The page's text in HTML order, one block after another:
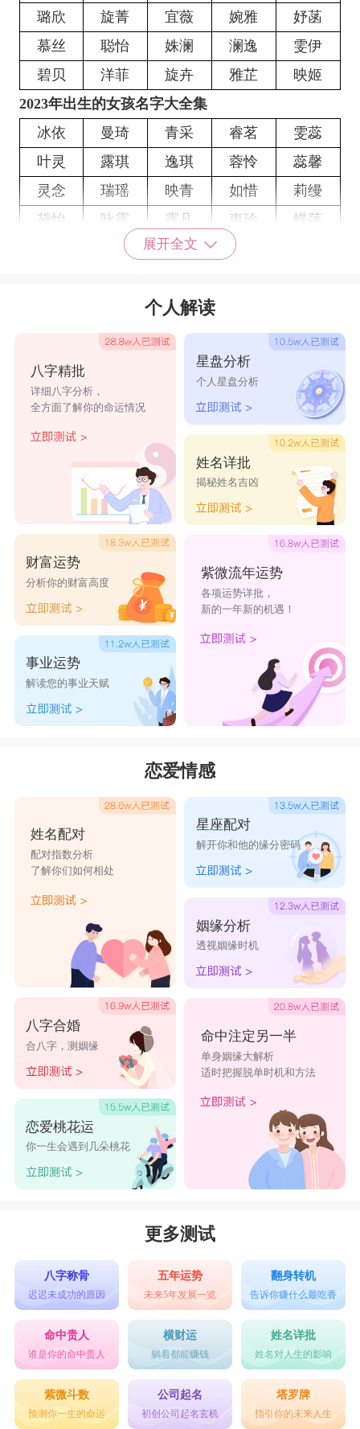
璐欣
旋菁 宜薇 婉雅
妤菡
慕丝
聪怡 姝澜 澜逸
雯伊
碧贝
洋菲 旋卉 雅芷
映姬
2023年出生的女孩名字大全集
冰依
曼琦 青采 睿茗
雯蕊
叶灵
露琪 逸琪 蓉怜
蕊馨
灵念
瑞瑶 映青 如惜
莉缦
黛怡
咏露 露凡 惠玲
蝶萍
夏逸 彤彩 蓓娇
雯翠
琪娜 秀瑗 圭瑶
亚墨
沛坩
恬均
佳伊
妙佳
冉丹 绵焉 霄慧
展开全文
个人解读
八字精批
详细八字分析，
全方面了解你的命运情况
财富运势
分析你的财富高度
事业运势
解读您的事业天赋
星盘分析
个人星盘分析
姓名详批
揭秘姓名吉凶
紫微流年运势
各项运势详批，
新的一年新的机遇！
恋爱情感
姓名配对
配对指数分析
了解你们如何相处
八字合婚
合八字，测姻缘
恋爱桃花运
你一生会遇到几朵桃花
星座配对
解开你和他的缘分密码
姻缘分析
透视姻缘时机
命中注定另一半
单身姻缘大解析
适时把握脱单时机和方法
更多测试
八字称骨
迟迟未成功的原因
五年运势
未来5年发展一览
翻身转机
告诉你赚什么最吃香
命中贵人
谁是你的命中贵人
横财运
躺着都能赚钱
姓名详批
姓名对人生的影响
紫微斗数
预测你一生的命运
公司起名
初创公司起名玄机
塔罗牌
指引你的未来人生